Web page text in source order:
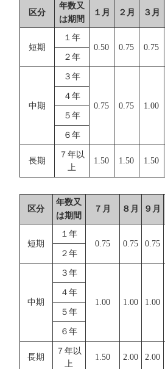
区分
年数又
は期間
１月 ２月 ３月
短期
１年
0.50
0.75 0.75
２年
中期
３年
0.75 0.75 1.00
４年
５年
６年
長期
７年以
上
1.50 1.50 1.50
区分
年数又
は期間
７月 ８月 ９月
短期
１年
0.75
0.75 0.75
２年
中期
３年
1.00 1.00 1.00
４年
５年
６年
長期
７年以
上
1.50 2.00 2.00